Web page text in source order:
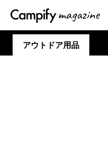
アウトドア用品